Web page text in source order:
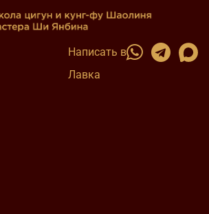
Написать в
Лавка